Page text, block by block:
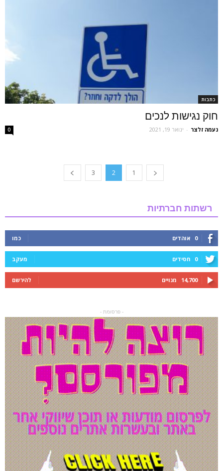
כתבות
חוק נגישות לנכים
נעמה זלצר - ינואר 19, 2021 0
1
2
3
רשתות חברתיות
0 אוהדים כמו
0 חסידים מעקב
14,700 מנויים להירשם
- פרסומת -